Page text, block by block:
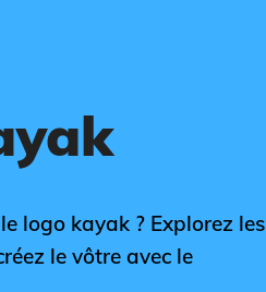
logo kayak ? Explorez les
le vôtre avec le